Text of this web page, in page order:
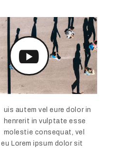
uis autem vel eure dolor in
henrerit in vulptate esse
molestie consequat, vel
Lorem ipsum dolor sit